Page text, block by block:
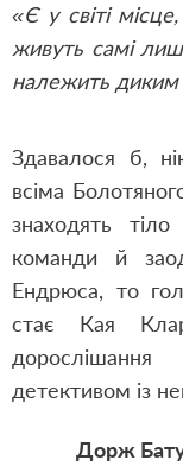
«Є у світі
живуть самі
належить диким
Здавалося б,
всіма
знаходять
команди й
Ендрюса, то
стає Кая
детективом із
Дорж